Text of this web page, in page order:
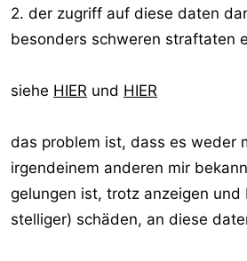
2. der zugriff auf diese daten
besonders schweren straftaten
siehe HIER und HIER
das problem ist, dass es weder
irgendeinem anderen mir
gelungen ist, trotz anzeigen und
stelliger) schäden, an diese